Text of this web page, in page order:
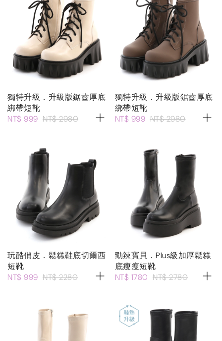
獨特升級．升級版鋸齒厚底
綁帶短靴
NT$ 999 NT$ 2980
獨特升級．升級版鋸齒厚底
綁帶短靴
NT$ 999 NT$ 2980
玩酷俏皮．鬆糕鞋底切爾西
短靴
NT$ 999 NT$ 2280
勁辣寶貝．Plus級加厚鬆糕
底瘦瘦短靴
NT$ 1780 NT$ 2780